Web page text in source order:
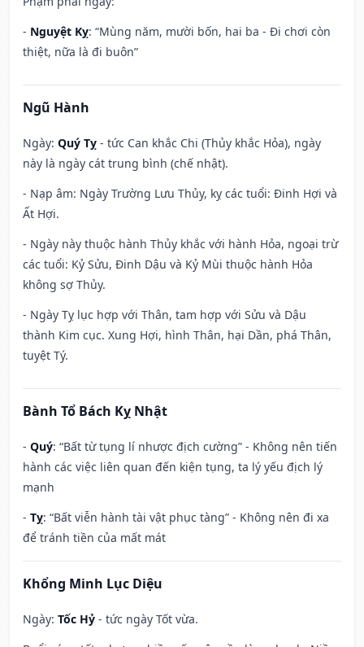
- Nguyệt Kỵ: “Mùng năm, mười bốn, hai ba - Đi chơi còn
thiệt, nữa là đi buôn”
Ngũ Hành
Ngày: Quý Tỵ - tức Can khắc Chi (Thủy khắc Hỏa), ngày
này là ngày cát trung bình (chế nhật).
- Nạp âm: Ngày Trường Lưu Thủy, kỵ các tuổi: Đinh Hợi và
Ất Hợi.
- Ngày này thuộc hành Thủy khắc với hành Hỏa, ngoại trừ
các tuổi: Kỷ Sửu, Đinh Dậu và Kỷ Mùi thuộc hành Hỏa
không sợ Thủy.
- Ngày Tỵ lục hợp với Thân, tam hợp với Sửu và Dậu
thành Kim cục. Xung Hợi, hình Thân, hại Dần, phá Thân,
tuyệt Tý.
Bành Tổ Bách Kỵ Nhật
- Quý: “Bất từ tụng lí nhược địch cường” - Không nên tiến
hành các việc liên quan đến kiện tụng, ta lý yếu địch lý
mạnh
- Tỵ: “Bất viễn hành tài vật phục tàng” - Không nên đi xa
để tránh tiền của mất mát
Khổng Minh Lục Diệu
Ngày: Tốc Hỷ - tức ngày Tốt vừa.